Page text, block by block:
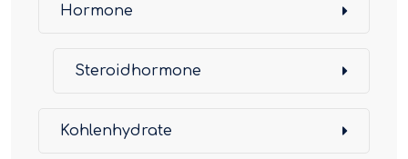
Hormone
Steroidhormone
Kohlenhydrate